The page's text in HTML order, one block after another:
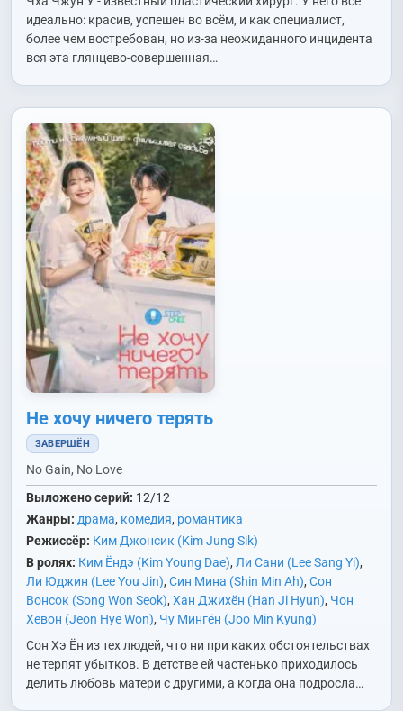
идеально: красив, успешен во всём, и как специалист,
более чем востребован, но из-за неожиданного инцидента
вся эта глянцево-совершенная…
Не хочу ничего терять
ЗАВЕРШЁН
No Gain, No Love
Выложено серий: 12/12
Жанры: драма, комедия, романтика
Режиссёр: Ким Джонсик (Kim Jung Sik)
В ролях: Ким Ёндэ (Kim Young Dae), Ли Сани (Lee Sang Yi),
Ли Юджин (Lee You Jin), Син Мина (Shin Min Ah), Сон
Вонсок (Song Won Seok), Хан Джихён (Han Ji Hyun), Чон
Хевон (Jeon Hye Won), Чу Мингён (Joo Min Kyung)
Сон Хэ Ён из тех людей, что ни при каких обстоятельствах
не терпят убытков. В детстве ей частенько приходилось
делить любовь матери с другими, а когда она подросла…